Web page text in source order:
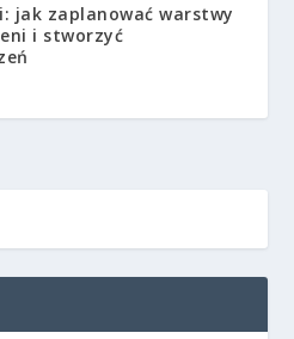
jak zaplanować warstwy
i stworzyć